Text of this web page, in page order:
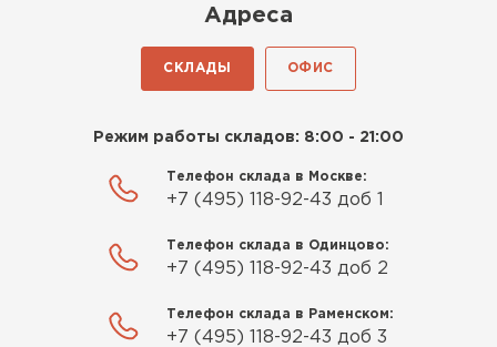
Адреса
СКЛАДЫ ОФИС
Режим работы складов: 8:00 - 21:00
Телефон склада в Москве:
+7 (495) 118-92-43 доб 1
Телефон склада в Одинцово:
+7 (495) 118-92-43 доб 2
Телефон склада в Раменском:
+7 (495) 118-92-43 доб 3